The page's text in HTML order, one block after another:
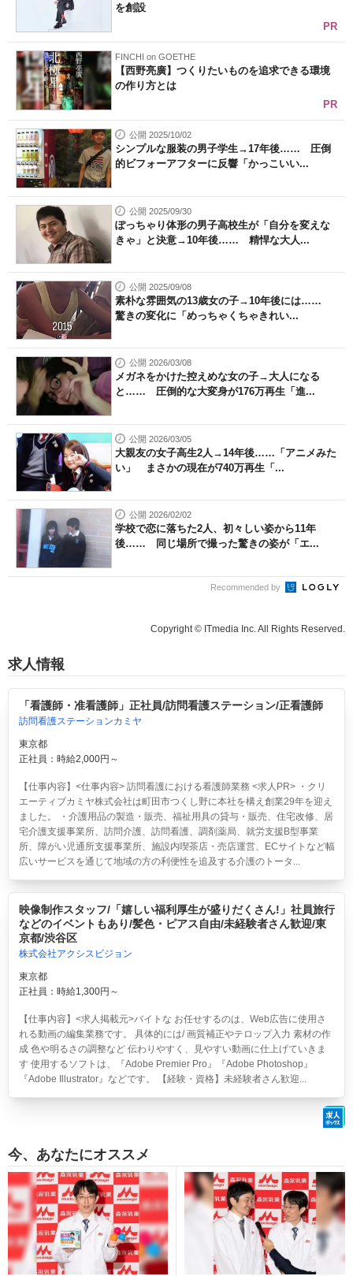
を創設
PR
FINCHI on GOETHE
【西野亮廣】つくりたいものを追求できる環境
の作り方とは
PR
公開 2025/10/02
シンプルな服装の男子学生→17年後…… 圧倒
的ビフォーアフターに反響「かっこいい...
公開 2025/09/30
ぽっちゃり体形の男子高校生が「自分を変えな
きゃ」と決意→10年後…… 精悍な大人...
公開 2025/09/08
素朴な雰囲気の13歳女の子→10年後には……
驚きの変化に「めっちゃくちゃきれい...
公開 2026/03/08
メガネをかけた控えめな女の子→大人になる
と…… 圧倒的な大変身が176万再生「進...
公開 2026/03/05
大親友の女子高生2人→14年後……「アニメみた
い」 まさかの現在が740万再生「...
公開 2026/02/02
学校で恋に落ちた2人、初々しい姿から11年
後…… 同じ場所で撮った驚きの姿が「エ...
Recommended by
Copyright © ITmedia Inc. All Rights Reserved.
求人情報
「看護師・准看護師」正社員/訪問看護ステーション/正看護師
訪問看護ステーションカミヤ
東京都
正社員：時給2,000円～
【仕事内容】<仕事内容> 訪問看護における看護師業務 <求人PR> ・クリ
エーティブカミヤ株式会社は町田市つくし野に本社を構え創業29年を迎え
ました。 ・介護用品の製造・販売、福祉用具の貸与・販売、住宅改修、居
宅介護支援事業所、訪問介護、訪問看護、調剤薬局、就労支援B型事業
所、障がい児通所支援事業所、施設内喫茶店・売店運営、ECサイトなど幅
広いサービスを通じて地域の方の利便性を追及する介護のトータ...
映像制作スタッフ/「嬉しい福利厚生が盛りだくさん!」社員旅行
などのイベントもあり/髪色・ピアス自由/未経験者さん歓迎/東
京都/渋谷区
株式会社アクシスビジョン
東京都
正社員：時給1,300円～
【仕事内容】<求人掲載元>バイトな お任せするのは、Web広告に使用さ
れる動画の編集業務です。 具体的には/ 画質補正やテロップ入力 素材の作
成 色や明るさの調整など 伝わりやすく、見やすい動画に仕上げていきま
す 使用するソフトは、『Adobe Premier Pro』『Adobe Photoshop』
『Adobe Illustrator』などです。 【経験・資格】未経験者さん歓迎...
今、あなたにオススメ